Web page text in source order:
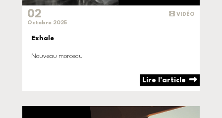
VIDÉO
02
Octobre 2025
Exhale
Nouveau morceau
Lire l'article